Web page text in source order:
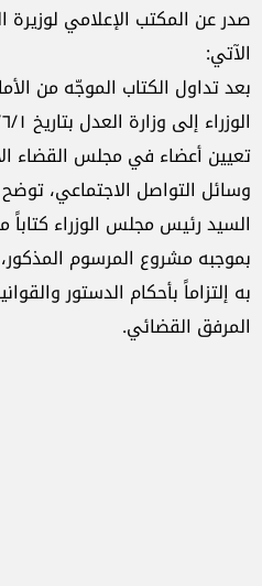
صدر عن المكتب الإعلامي لوزيرة
الآتي:
بعد تداول الكتاب الموجّه من
وسائل التواصل الاجتماعي،
بموجبه مشروع المرسوم
به إلتزاماً بأحكام الدستور
المرفق القضائي.